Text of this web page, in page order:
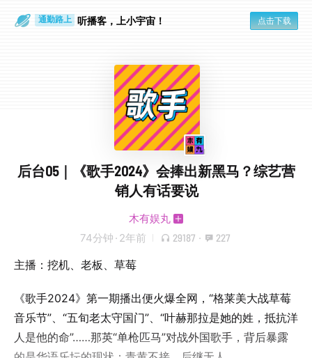
通勤路上 听播客，上小宇宙！ 点击下载
后台05｜《歌手2024》会捧出新黑马？综艺营
销人有话要说
木有娱丸
74分钟 · 2年前 29187 · 227
主播：挖机、老板、草莓
《歌手2024》第一期播出便火爆全网，“格莱美大战草莓
音乐节”、“五旬老太守国门”、“叶赫那拉是她的姓，抵抗洋
人是他的命”……那英“单枪匹马”对战外国歌手，背后暴露